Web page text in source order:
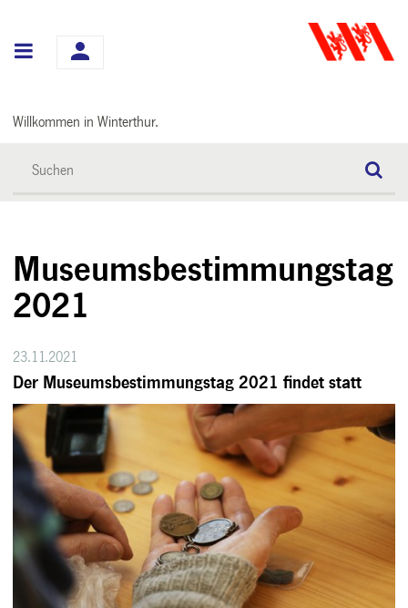
Hauptnavigation
Willkommen in Winterthur.
Museumsbestimmungstag
2021
23.11.2021
Der Museumsbestimmungstag 2021 findet statt